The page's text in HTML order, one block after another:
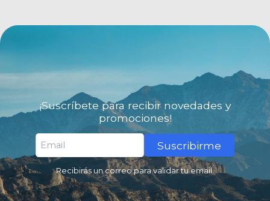
¡Suscríbete para recibir novedades y
promociones!
Suscribirme
Recibirás un correo para validar tu email.